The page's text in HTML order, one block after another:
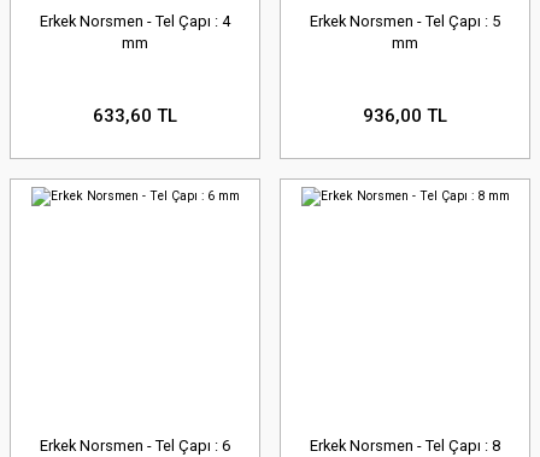
Erkek Norsmen - Tel Çapı : 4
mm
633,60 TL
Erkek Norsmen - Tel Çapı : 5
mm
936,00 TL
Erkek Norsmen - Tel Çapı : 6
Erkek Norsmen - Tel Çapı : 8